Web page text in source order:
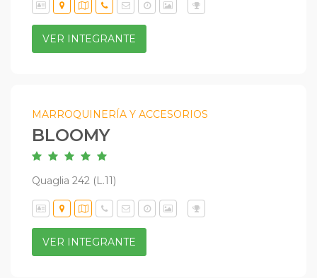
VER INTEGRANTE
MARROQUINERÍA Y ACCESORIOS
BLOOMY
Quaglia 242 (L.11)
VER INTEGRANTE